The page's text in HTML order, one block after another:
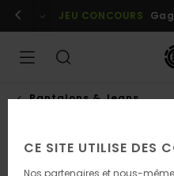
l'information
Se connecter / s'inscrire
JEU CONCOURS
Pantalons & Jeans
CE SITE UTILISE DES
Nos partenaires et nous-